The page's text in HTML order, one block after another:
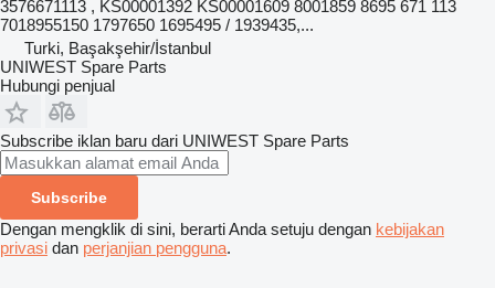
3576671113 , KS00001392 KS00001609 8001859 8695 671 113
7018955150 1797650 1695495 / 1939435,...
Turki, Başakşehir/İstanbul
UNIWEST Spare Parts
Hubungi penjual
Subscribe iklan baru dari UNIWEST Spare Parts
Subscribe
Dengan mengklik di sini, berarti Anda setuju dengan kebijakan
privasi dan perjanjian pengguna.